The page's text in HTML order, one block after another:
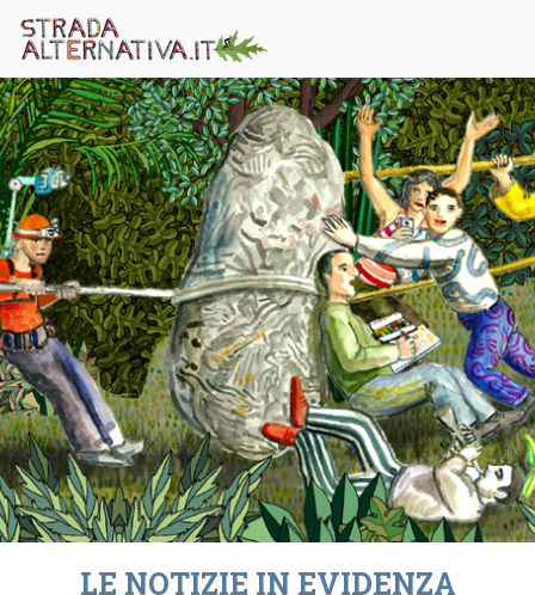
LE NOTIZIE IN EVIDENZA